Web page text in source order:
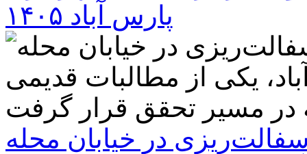
پارس آباد ۱۴۰۵
در خیابان محله